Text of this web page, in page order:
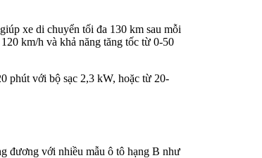
xe di chuyển tối đa 130 km sau mỗi
km/h và khả năng tăng tốc từ 0-50
phút với bộ sạc 2,3 kW, hoặc từ 20-
đương với nhiều mẫu ô tô hạng B như